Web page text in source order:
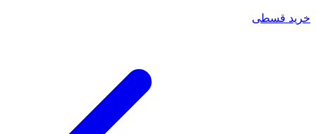
خرید قسطی